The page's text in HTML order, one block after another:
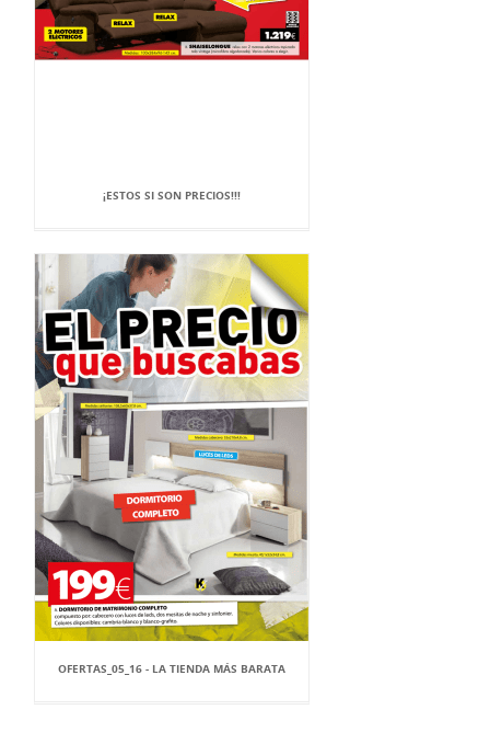
¡ESTOS SI SON PRECIOS!!!
OFERTAS_05_16 - LA TIENDA MÁS BARATA